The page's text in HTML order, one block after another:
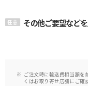
任意 その他ご要望など
ご注文時に輸送費相当額を
くはお取り寄せ店舗にご確